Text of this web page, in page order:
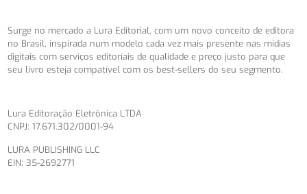
Surge no mercado a Lura Editorial, com um novo conceito de editora
no Brasil, inspirada num modelo cada vez mais presente nas mídias
digitais com serviços editoriais de qualidade e preço justo para que
seu livro esteja compatível com os best-sellers do seu segmento.
Lura Editoração Eletrônica LTDA
CNPJ: 17.671.302/0001-94
LURA PUBLISHING LLC
EIN: 35-2692771